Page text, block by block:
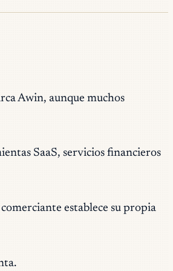
Awin, aunque muchos
SaaS, servicios financieros
establece su propia